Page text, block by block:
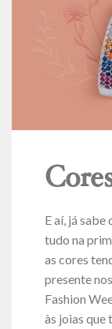
E aí, já sabe
tudo na
as cores
presente
Fashion
às joias que